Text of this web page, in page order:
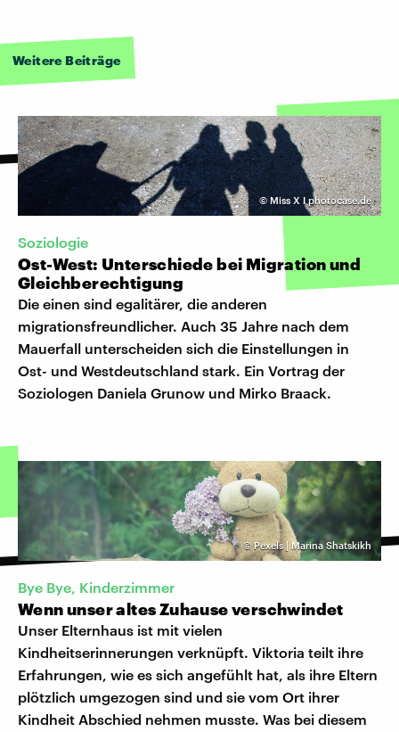
Weitere Beiträge
©Miss X I photocase.de
Soziologie
Ost-West: Unterschiede bei Migration und
Gleichberechtigung
Die einen sind egalitärer, die anderen
migrationsfreundlicher. Auch 35 Jahre nach dem
Mauerfall unterscheiden sich die Einstellungen in
Ost- und Westdeutschland stark. Ein Vortrag der
Soziologen Daniela Grunow und Mirko Braack.
©Pexels | Marina Shatskikh
Bye Bye, Kinderzimmer
Wenn unser altes Zuhause verschwindet
Unser Elternhaus ist mit vielen
Kindheitserinnerungen verknüpft. Viktoria teilt ihre
Erfahrungen, wie es sich angefühlt hat, als ihre Eltern
plötzlich umgezogen sind und sie vom Ort ihrer
Kindheit Abschied nehmen musste. Was bei diesem